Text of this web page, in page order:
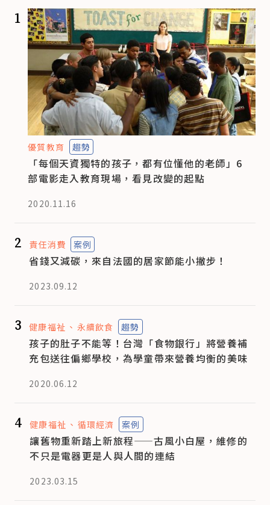
1
優質教育 趨勢
「每個天資獨特的孩子，都有位懂他的老師」6
部電影走入教育現場，看見改變的起點
2020.11.16
2 責任消費 案例
省錢又減碳，來自法國的居家節能小撇步！
2023.09.12
3 健康福祉 永續飲食 趨勢
孩子的肚子不能等！台灣「食物銀行」將營養補
充包送往偏鄉學校，為學童帶來營養均衡的美味
2020.06.12
4 健康福祉 循環經濟 案例
讓舊物重新踏上新旅程——古風小白屋，維修的
不只是電器更是人與人間的連結
2023.03.15